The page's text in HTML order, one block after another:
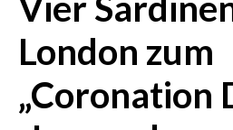
CRONACA
ITALIA
MONDO
London zum
„Coronation